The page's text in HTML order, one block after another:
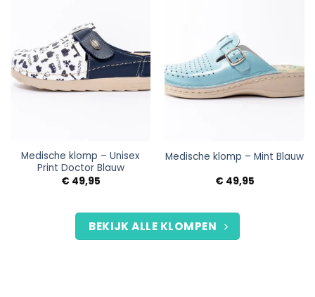
Medische klomp – Unisex
Print Doctor Blauw
€49,95
Medische klomp – Mint Blauw
€49,95
BEKIJK ALLE KLOMPEN